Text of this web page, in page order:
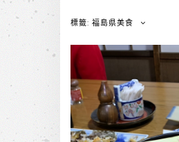
標籤: 福島県美食